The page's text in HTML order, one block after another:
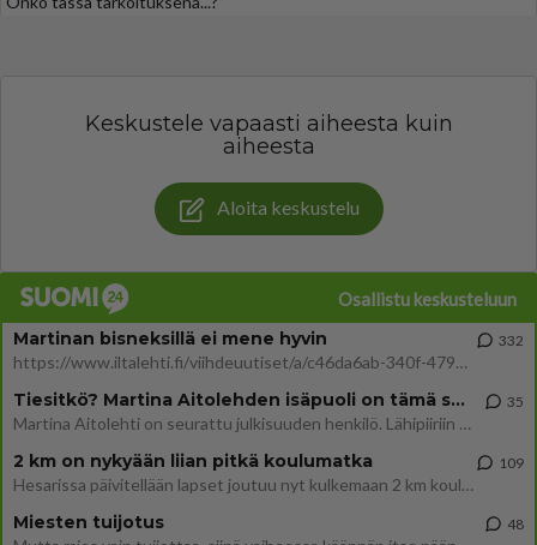
Keskustele vapaasti aiheesta kuin
aiheesta
Aloita keskustelu
Osallistu keskusteluun
Martinan bisneksillä ei mene hyvin
https://www.iltalehti.fi/viihdeuutiset/a/c46da6ab-340f-4790-aaa7-0865eed2336 Yrityksen konkurssihakemus on tullut kärä
332
Tiesitkö? Martina Aitolehden isäpuoli on tämä suosittu laulaja
Martina Aitolehti on seurattu julkisuuden henkilö. Lähipiiriin mahtuu muitakin tunnettuja henkilöitä. Tiesitkö, että Ma
35
2 km on nykyään liian pitkä koulumatka
Hesarissa päivitellään lapset joutuu nyt kulkemaan 2 km kouluun jösses. Ruostefillarilla tuo matka menee vaikka miten äk
109
Miesten tuijotus 48